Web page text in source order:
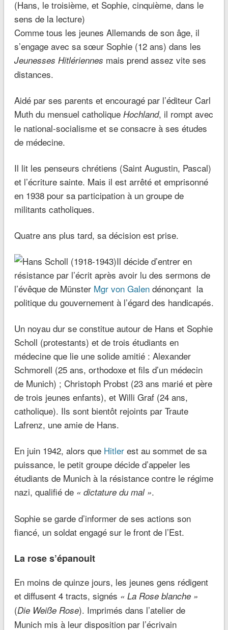
Comme tous les jeunes Allemands de son âge, il
s’engage avec sa sœur Sophie (12 ans) dans les
Jeunesses Hitlériennes mais prend assez vite ses
distances.
Aidé par ses parents et encouragé par l’éditeur Carl
Muth du mensuel catholique Hochland, il rompt avec
le national-socialisme et se consacre à ses études
de médecine.
Il lit les penseurs chrétiens (Saint Augustin, Pascal)
et l’écriture sainte. Mais il est arrêté et emprisonné
en 1938 pour sa participation à un groupe de
militants catholiques.
Quatre ans plus tard, sa décision est prise.
Il décide d’entrer en
résistance par l’écrit après avoir lu des sermons de
l’évêque de Münster Mgr von Galendénonçant la
politique du gouvernement à l’égard des handicapés.
Un noyau dur se constitue autour de Hans et Sophie
Scholl (protestants) et de trois étudiants en
médecine que lie une solide amitié : Alexander
Schmorell (25 ans, orthodoxe et fils d’un médecin
de Munich) ; Christoph Probst (23 ans marié et père
de trois jeunes enfants), et Willi Graf (24 ans,
catholique). Ils sont bientôt rejoints par Traute
Lafrenz, une amie de Hans.
En juin 1942, alors que Hitlerest au sommet de sa
puissance, le petit groupe décide d’appeler les
étudiants de Munich à la résistance contre le régime
nazi, qualifié de « dictature du mal ».
Sophie se garde d’informer de ses actions son
fiancé, un soldat engagé sur le front de l’Est.
La rose s’épanouit
En moins de quinze jours, les jeunes gens rédigent
et diffusent 4 tracts, signés « La Rose blanche »
(Die Weiße Rose). Imprimés dans l’atelier de
Munich mis à leur disposition par l’écrivain